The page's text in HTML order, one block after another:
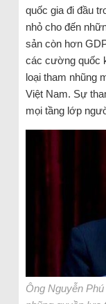
quốc gia đi đầu
nhỏ cho đến
sản còn hơn
các cường quốc
loại tham nhũng
Việt Nam. Sự
mọi tầng lớp
Ông Nguyễn